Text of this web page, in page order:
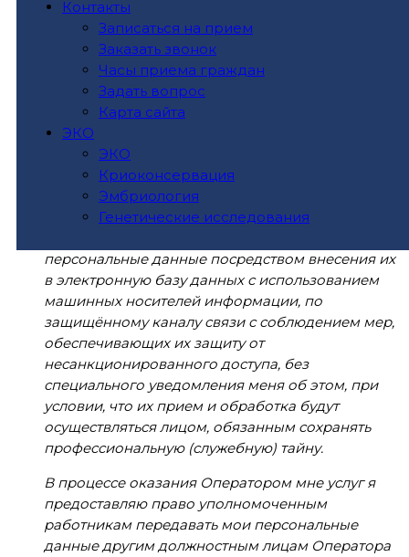
Контакты
Записаться на прием
Заказать звонок
Часы приема граждан
Задать вопрос
Карта сайта
ЭКО
ЭКО
Криоконсервация
Эмбриология
Генетические исследования
Ставропольский край, г. Ставрополь, ул.
Доваторцев, 53 Б (далее – Оператор) моих
персональных данных, включающих фамилию,
имя, отчество, контактные телефоны, адрес
электронной почты (e-mail).
Я предоставляю Оператору право осуществлять
обработку персональных данных в
информационных системах персональных
данных с использованием и без использования
средств автоматизации.
персональные данные посредством внесения их
в электронную базу данных с использованием
машинных носителей информации, по
защищённому каналу связи с соблюдением мер,
обеспечивающих их защиту от
несанкционированного доступа, без
специального уведомления меня об этом, при
условии, что их прием и обработка будут
осуществляться лицом, обязанным сохранять
профессиональную (служебную) тайну.
В процессе оказания Оператором мне услуг я
предоставляю право уполномоченным
работникам передавать мои персональные
данные другим должностным лицам Оператора